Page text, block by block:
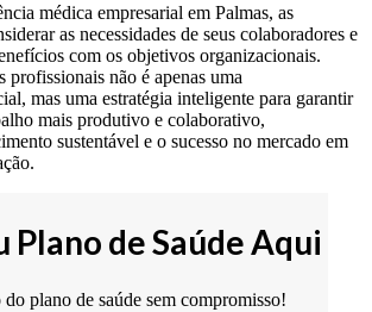
médica empresarial em Palmas, as
as necessidades de seus colaboradores e
com os objetivos organizacionais.
profissionais não é apenas uma
mas uma estratégia inteligente para garantir
mais produtivo e colaborativo,
sustentável e o sucesso no mercado em
Plano de Saúde Aqui
plano de saúde sem compromisso!